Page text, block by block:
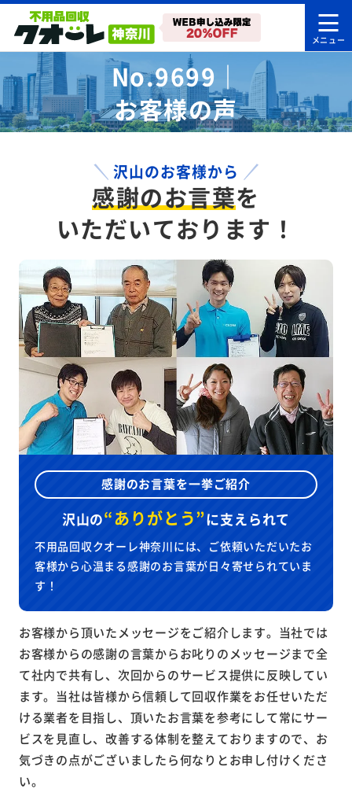
No.9699｜
お客様の声
沢山のお客様から
感謝のお言葉を
いただいております！
感謝のお言葉を一挙ご紹介
沢山の“ありがとう”に支えられて
不用品回収クオーレ神奈川には、ご依頼いただいたお
客様から心温まる感謝のお言葉が日々寄せられていま
す！
お客様から頂いたメッセージをご紹介します。当社では
お客様からの感謝の言葉からお叱りのメッセージまで全
て社内で共有し、次回からのサービス提供に反映してい
ます。当社は皆様から信頼して回収作業をお任せいただ
ける業者を目指し、頂いたお言葉を参考にして常にサー
ビスを見直し、改善する体制を整えておりますので、お
気づきの点がございましたら何なりとお申し付けくださ
い。